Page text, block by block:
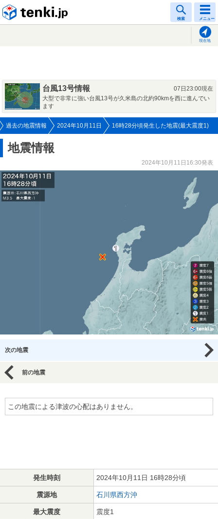
検索 メニュー
現在地
台風13号情報
07日23:00現在
大型で非常に強い台風13号が久米島の北約90kmを西に進んでい
ます
過去の地震情報 2024年10月11日 16時28分頃発生した地震(最大震度1)
地震情報
2024年10月11日16:30発表
次の地震
前の地震
この地震による津波の心配はありません。
発生時刻 2024年10月11日 16時28分頃
震源地 石川県西方沖
最大震度 震度1